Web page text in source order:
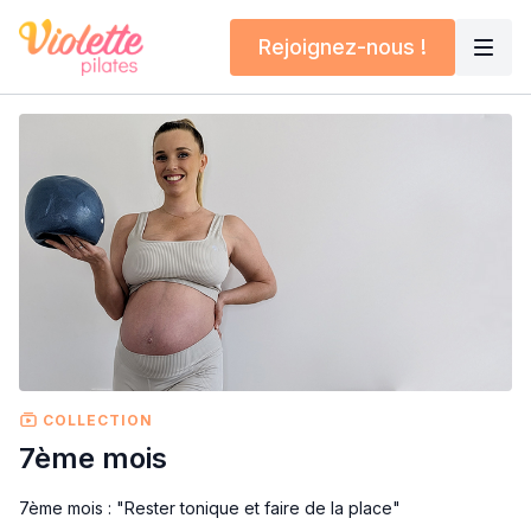
Rejoignez-nous !
COLLECTION
7ème mois
7ème mois : "Rester tonique et faire de la place"